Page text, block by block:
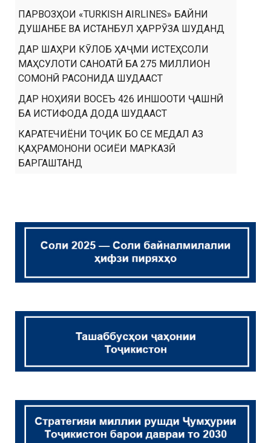
ПАРВОЗҲОИ «TURKISH AIRLINES» БАЙНИ
ДУШАНБЕ ВА ИСТАНБУЛ ҲАРРӮЗА ШУДАНД
ДАР ШАҲРИ КӮЛОБ ҲАҶМИ ИСТЕҲСОЛИ
МАҲСУЛОТИ САНОАТӢ БА 275 МИЛЛИОН
СОМОНӢ РАСОНИДА ШУДААСТ
ДАР НОҲИЯИ ВОСЕЪ 426 ИНШООТИ ҶАШНӢ
БА ИСТИФОДА ДОДА ШУДААСТ
КАРАТЕЧИЁНИ ТОҶИК БО СЕ МЕДАЛ АЗ
ҚАҲРАМОНОНИ ОСИЁИ МАРКАЗӢ
БАРГАШТАНД